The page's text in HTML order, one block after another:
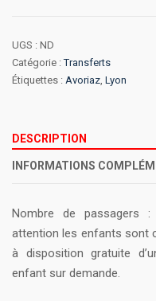
-
Avoriaz
UGS : ND
Catégorie :Transferts
Étiquettes : Avoriaz Lyon
DESCRIPTION
INFORMATIONS
Nombre de passagers
attention les enfants sont
à disposition gratuite
enfant sur demande.